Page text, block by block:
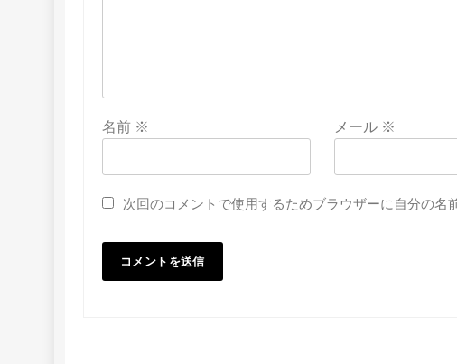
名前 ※ メール ※
次回のコメントで使用するためブラウザーに自分の名